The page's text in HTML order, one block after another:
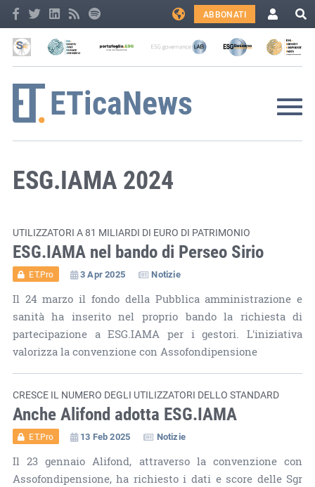
ABBONATI
ESG.IAMA 2024
UTILIZZATORI A 81 MILIARDI DI EURO DI PATRIMONIO
ESG.IAMA nel bando di Perseo Sirio
ET.Pro 3 Apr 2025 Notizie
Il 24 marzo il fondo della Pubblica amministrazione e
sanità ha inserito nel proprio bando la richiesta di
partecipazione a ESG.IAMA per i gestori. L'iniziativa
valorizza la convenzione con Assofondipensione
CRESCE IL NUMERO DEGLI UTILIZZATORI DELLO STANDARD
Anche Alifond adotta ESG.IAMA
ET.Pro 13 Feb 2025 Notizie
Il 23 gennaio Alifond, attraverso la convenzione con
Assofondipensione, ha richiesto i dati e score delle Sgr